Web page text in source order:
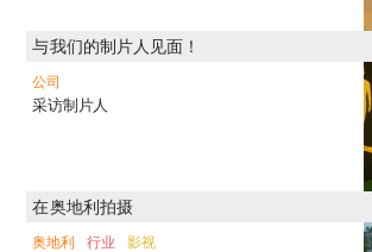
与我们的制片人见面！
公司
采访制片人
在奥地利拍摄
奥地利 行业 影视